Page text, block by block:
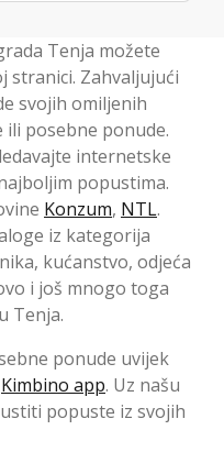
Tenja možete
stranici. Zahvaljujući
svojih omiljenih
posebne ponude.
internetske
popustima.
Konzum, NTL.
iz kategorija
kućanstvo, odjeća
i još mnogo toga
Tenja.
ponude uvijek
Kimbino app. Uz našu
popuste iz svojih